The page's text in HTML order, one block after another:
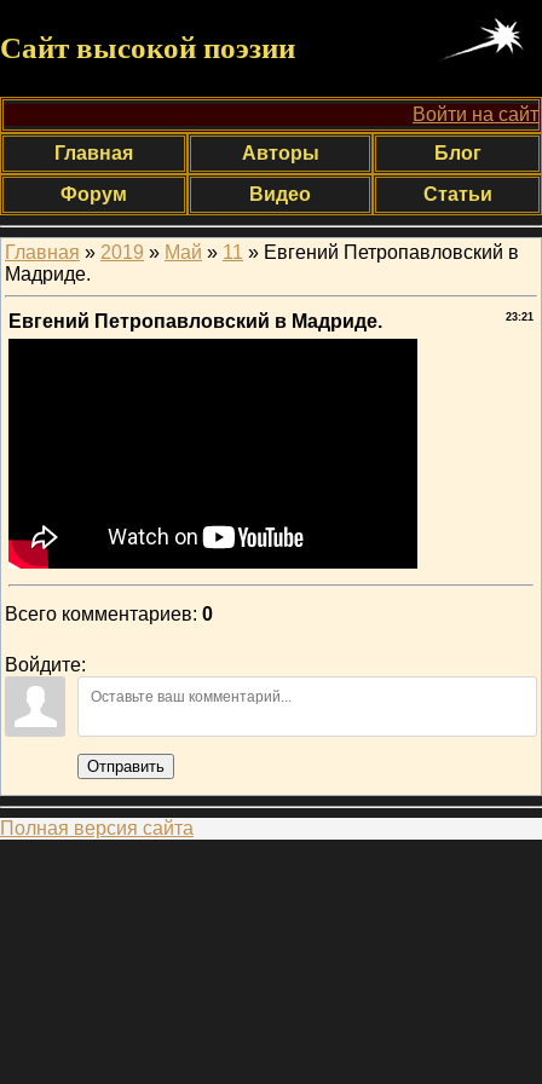
Сайт высокой поэзии
Войти на сайт
Главная
Авторы
Блог
Форум
Видео Статьи
Главная » 2019 » Май » 11 » Евгений Петропавловский в
Мадриде.
23:21
Евгений Петропавловский в Мадриде.
Всего комментариев: 0
Войдите:
Отправить
Полная версия сайта